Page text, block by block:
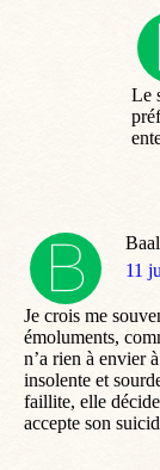
Le
dit
11
Je crois me
émoluments,
n’a rien à envier
insolente et
faillite, elle
accepte son